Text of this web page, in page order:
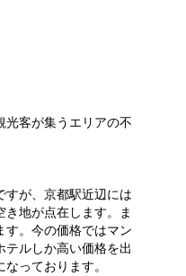
光客が集うエリアの不
すが、京都駅近辺には
地が点在します。ま
す。今の価格ではマン
ルしか高い価格を出
っております。